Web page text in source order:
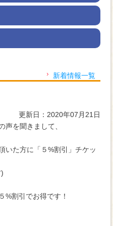
新着情報一覧
更新日：2020年07月21日
声を聞きまして、
いた方に「５%割引」チケッ
%割引でお得です！